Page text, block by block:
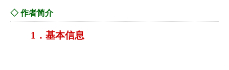
◇ 作者简介
1．基本信息